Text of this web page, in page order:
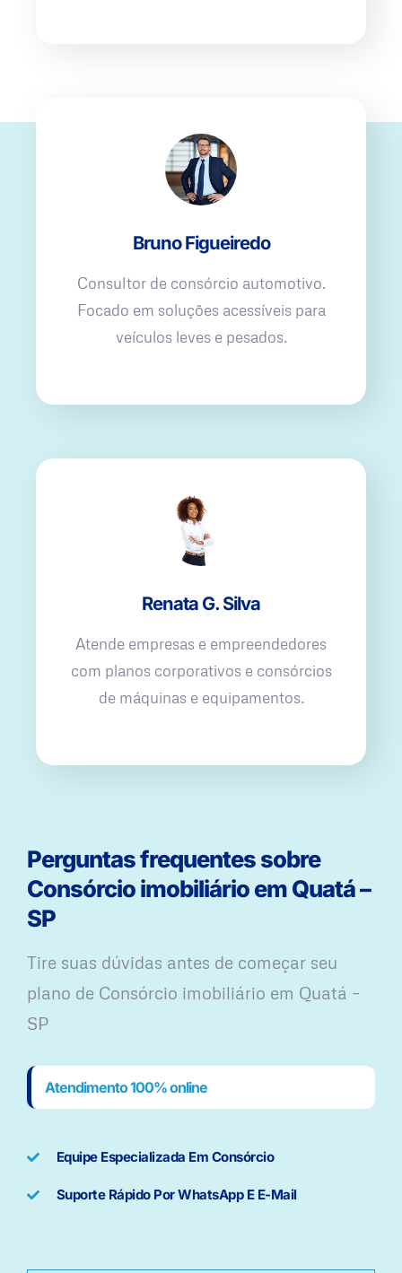
Bruno Figueiredo
Consultor de consórcio automotivo.
Focado em soluções acessíveis para
veículos leves e pesados.
Renata G. Silva
Atende empresas e empreendedores
com planos corporativos e consórcios
de máquinas e equipamentos.
Perguntas frequentes sobre
Consórcio imobiliário em Quatá –
SP
Tire suas dúvidas antes de começar seu
plano ​de Consórcio imobiliário em Quatá –
SP
Atendimento 100% online
Equipe Especializada Em Consórcio
Suporte Rápido Por WhatsApp E E-Mail